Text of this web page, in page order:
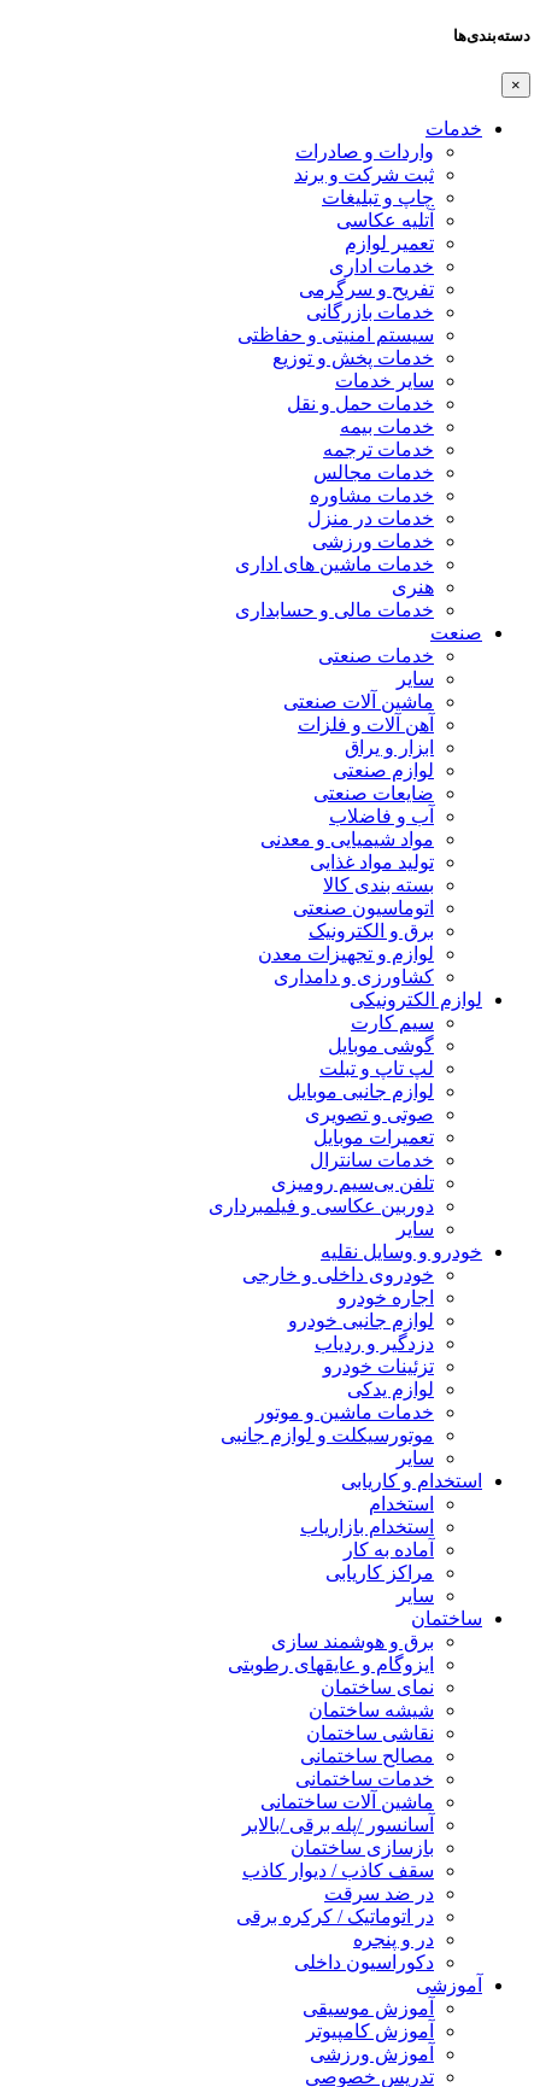
دسته‌بندی‌ها
×
خدمات
واردات و صادرات
ثبت شرکت و برند
چاپ و تبلیغات
آتلیه عکاسی
تعمیر لوازم
خدمات اداری
تفریح و سرگرمی
خدمات بازرگانی
سیستم امنیتی و حفاظتی
خدمات پخش و توزیع
سایر خدمات
خدمات حمل و نقل
خدمات بیمه
خدمات ترجمه
خدمات مجالس
خدمات مشاوره
خدمات در منزل
خدمات ورزشی
خدمات ماشین های اداری
هنری
خدمات مالی و حسابداری
صنعت
خدمات صنعتی
سایر
ماشین آلات صنعتی
آهن آلات و فلزات
ابزار و یراق
لوازم صنعتی
ضایعات صنعتی
آب و فاضلاب
مواد شیمیایی و معدنی
تولید مواد غذایی
بسته بندی کالا
اتوماسیون صنعتی
برق و الکترونیک
لوازم و تجهیزات معدن
کشاورزی و دامداری
لوازم الکترونیکی
سیم کارت
گوشی موبایل
لپ تاپ و تبلت
لوازم جانبی موبایل
صوتی و تصویری
تعمیرات موبایل
خدمات سانترال
تلفن بی‌سیم رومیزی
دوربین عکاسی و فیلمبرداری
سایر
خودرو و وسایل نقلیه
خودروی داخلی و خارجی
اجاره خودرو
لوازم جانبی خودرو
دزدگیر و ردیاب
تزئینات خودرو
لوازم یدکی
خدمات ماشین و موتور
موتورسیکلت و لوازم جانبی
سایر
استخدام و کاریابی
استخدام
استخدام بازاریاب
آماده به کار
مراکز کاریابی
سایر
ساختمان
برق و هوشمند سازی
ایزوگام و عایقهای رطوبتی
نمای ساختمان
شیشه ساختمان
نقاشی ساختمان
مصالح ساختمانی
خدمات ساختمانی
ماشین آلات ساختمانی
آسانسور /پله برقی /بالابر
بازسازی ساختمان
سقف کاذب / دیوار کاذب
در ضد سرقت
در اتوماتیک / کرکره برقی
در و پنجره
دکوراسیون داخلی
آموزشی
آموزش موسیقی
آموزش کامپیوتر
آموزش ورزشی
تدریس خصوصی